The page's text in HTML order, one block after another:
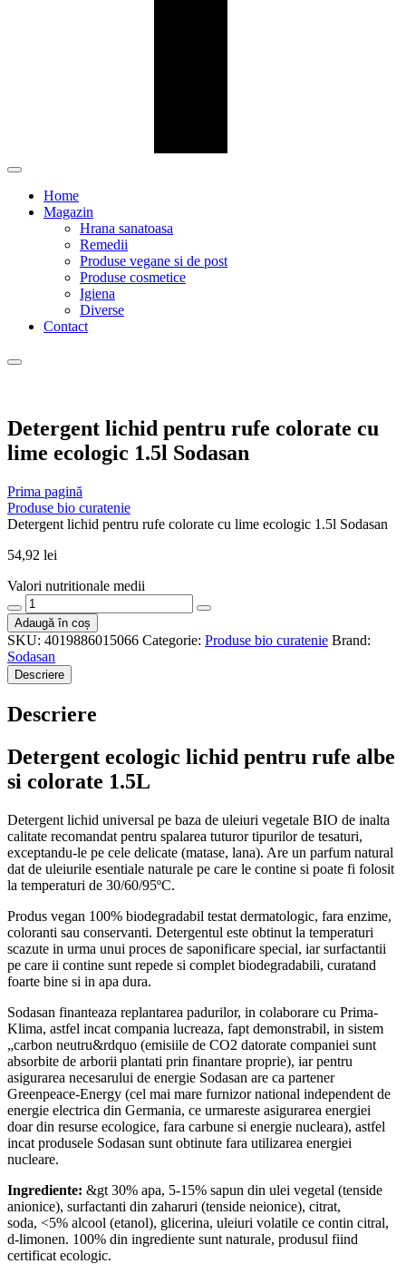
Home
Magazin
Hrana sanatoasa
Remedii
Produse vegane si de post
Produse cosmetice
Igiena
Diverse
Contact
Detergent lichid pentru rufe colorate cu
lime ecologic 1.5l Sodasan
Prima pagină
Produse bio curatenie
Detergent lichid pentru rufe colorate cu lime ecologic 1.5l Sodasan
54,92 lei
Valori nutritionale medii
Cantitate
Detergent
lichid
pentru
rufe
colorate
lime
1.5l
Sodasan
Adaugă în coș
SKU: 4019886015066 Categorie: Produse bio curatenie Brand:
Sodasan
Descriere
Descriere
Detergent ecologic lichid pentru rufe albe
si colorate 1.5L
Detergent lichid universal pe baza de uleiuri vegetale BIO de inalta
calitate recomandat pentru spalarea tuturor tipurilor de tesaturi,
exceptandu-le pe cele delicate (matase, lana). Are un parfum natural
dat de uleiurile esentiale naturale pe care le contine si poate fi folosit
la temperaturi de 30/60/95ºC.
Produs vegan 100% biodegradabil testat dermatologic, fara enzime,
coloranti sau conservanti. Detergentul este obtinut la temperaturi
scazute in urma unui proces de saponificare special, iar surfactantii
pe care ii contine sunt repede si complet biodegradabili, curatand
foarte bine si in apa dura.
Sodasan finanteaza replantarea padurilor, in colaborare cu Prima-
Klima, astfel incat compania lucreaza, fapt demonstrabil, in sistem
„carbon neutru&rdquo (emisiile de CO2 datorate companiei sunt
absorbite de arborii plantati prin finantare proprie), iar pentru
asigurarea necesarului de energie Sodasan are ca partener
Greenpeace-Energy (cel mai mare furnizor national independent de
energie electrica din Germania, ce urmareste asigurarea energiei
doar din resurse ecologice, fara carbune si energie nucleara), astfel
incat produsele Sodasan sunt obtinute fara utilizarea energiei
nucleare.
Ingrediente: &gt 30% apa, 5-15% sapun din ulei vegetal (tenside
anionice), surfactanti din zaharuri (tenside neionice), citrat,
soda, <5% alcool (etanol), glicerina, uleiuri volatile ce contin citral,
d-limonen. 100% din ingrediente sunt naturale, produsul fiind
certificat ecologic.